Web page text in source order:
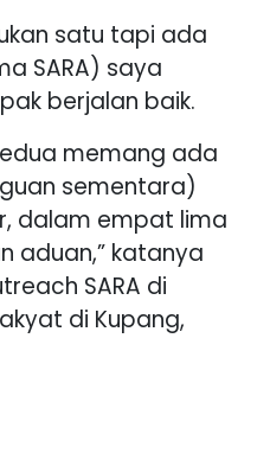
satu tapi ada
SARA) saya
berjalan baik.
memang ada
sementara)
dalam empat lima
aduan,” katanya
SARA di
di Kupang,